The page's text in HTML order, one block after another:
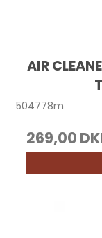
AIR
504778m
269,00